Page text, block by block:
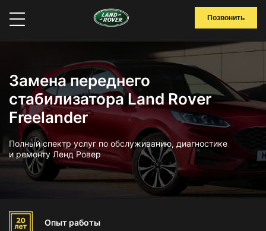
Позвонить
Замена переднего
стабилизатора Land Rover
Freelander
Полный спектр услуг по обслуживанию, диагностике
и ремонту Ленд Ровер
Опыт работы